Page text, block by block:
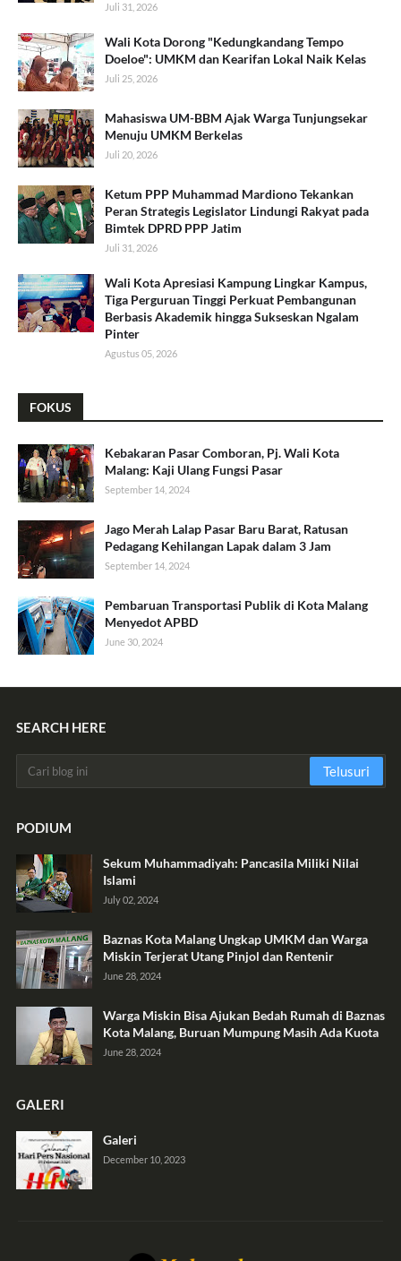
Juli 31, 2026
Wali Kota Dorong "Kedungkandang Tempo
Doeloe": UMKM dan Kearifan Lokal Naik Kelas
Juli 25, 2026
Mahasiswa UM-BBM Ajak Warga Tunjungsekar
Menuju UMKM Berkelas
Juli 20, 2026
Ketum PPP Muhammad Mardiono Tekankan
Peran Strategis Legislator Lindungi Rakyat pada
Bimtek DPRD PPP Jatim
Juli 31, 2026
Wali Kota Apresiasi Kampung Lingkar Kampus,
Tiga Perguruan Tinggi Perkuat Pembangunan
Berbasis Akademik hingga Sukseskan Ngalam
Pinter
Agustus 05, 2026
FOKUS
Kebakaran Pasar Comboran, Pj. Wali Kota
Malang: Kaji Ulang Fungsi Pasar
September 14, 2024
Jago Merah Lalap Pasar Baru Barat, Ratusan
Pedagang Kehilangan Lapak dalam 3 Jam
September 14, 2024
Pembaruan Transportasi Publik di Kota Malang
Menyedot APBD
June 30, 2024
SEARCH HERE
PODIUM
Sekum Muhammadiyah: Pancasila Miliki Nilai
Islami
July 02, 2024
Baznas Kota Malang Ungkap UMKM dan Warga
Miskin Terjerat Utang Pinjol dan Rentenir
June 28, 2024
Warga Miskin Bisa Ajukan Bedah Rumah di Baznas
Kota Malang, Buruan Mumpung Masih Ada Kuota
June 28, 2024
GALERI
Galeri
December 10, 2023